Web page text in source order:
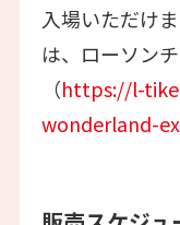
入場いただけ
は、ローソン
（https://l-
wonderland-